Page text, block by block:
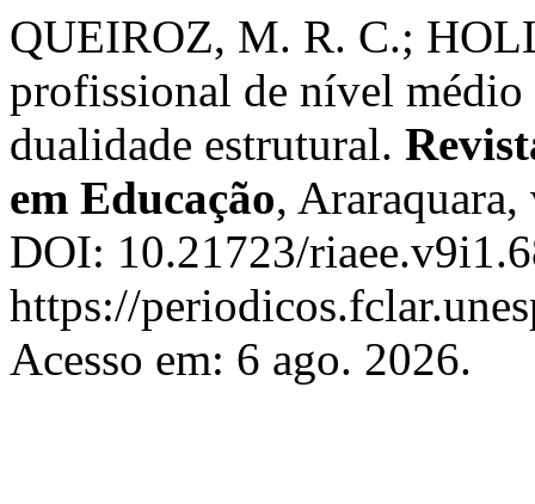
QUEIROZ, M. R. C.;
profissional de nível médio
dualidade estrutural.
em Educação,
DOI: 10.21723/
https://
Acesso em: 6 ago. 2026.